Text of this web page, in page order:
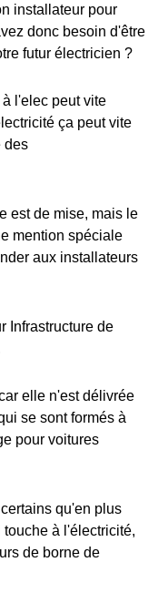
installateur pour
donc besoin d'être
futur électricien ?
l'elec peut vite
ça peut vite
des
est de mise, mais le
mention spéciale
aux installateurs
Infrastructure de
elle n'est délivrée
se sont formés à
pour voitures
qu'en plus
à l'électricité,
de borne de